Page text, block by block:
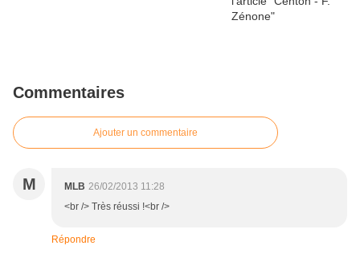
Commentaires
Ajouter un commentaire
M MLB 26/02/2013 11:28
<br /> Très réussi !<br />
Répondre